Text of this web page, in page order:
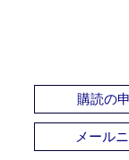
購読の
メール